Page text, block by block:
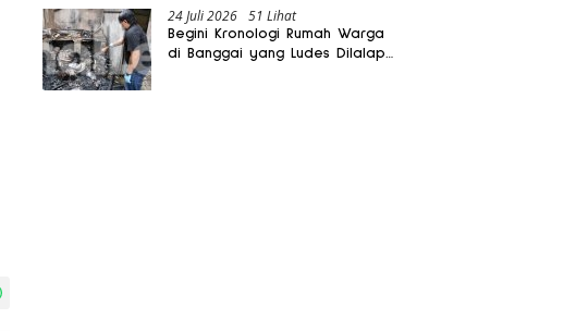
24 Juli 2026 51 Lihat
Begini Kronologi Rumah Warga
di Banggai yang Ludes Dilalap